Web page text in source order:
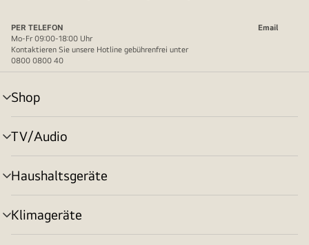
PER TELEFON
Email
Mo-Fr 09:00-18:00 Uhr
Kontaktieren Sie unsere Hotline gebührenfrei unter
0800 0800 40
Shop
Menü
umschalten
TV/Audio
Menü
umschalten
Haushaltsgeräte
Menü
umschalten
Klimageräte
Menü
umschalten